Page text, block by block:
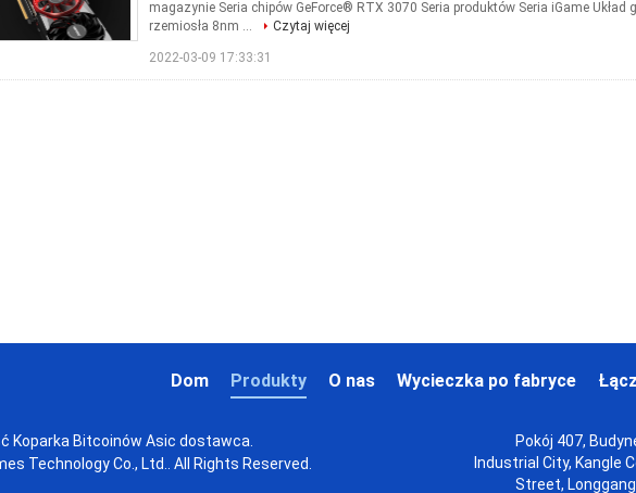
magazynie Seria chipów GeForce® RTX 3070 Seria produktów Seria iGame Układ
rzemiosła 8nm ...
Czytaj więcej
2022-03-09 17:33:31
Wycieczka po fabryce
O nas
Produkty
Dom
Koparka Bitcoinów Asic dostawca.
Technology Co., Ltd.. All Rights Reserved.
Pokój 407,
Industrial City, Kangle
Street,